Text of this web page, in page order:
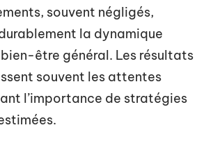
souvent négligés,
la dynamique
bien-être général. Les résultats
souvent les attentes
l’importance de stratégies